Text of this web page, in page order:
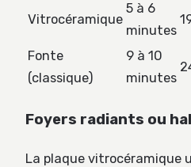
Vitrocéramique
5 à 6
minutes
Fonte
(classique)
9 à 10
minutes
Foyers radiants ou
La plaque vitrocéramique